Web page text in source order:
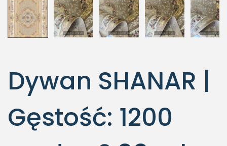
Dywan SHANAR |
Gęstość: 1200